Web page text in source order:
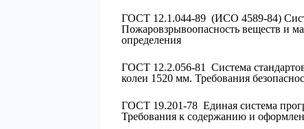
ГОСТ 12.1.044-89 (ИСО 4589-84)
Пожаровзрывоопасность веществ и
определения
ГОСТ 12.2.056-81 Система
колеи 1520 мм. Требования
ГОСТ 19.201-78 Единая система
Требования к содержанию и